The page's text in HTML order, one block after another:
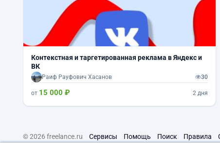
Контекстная и таргетированная реклама в Яндекс и
ВК
Раиф Рауфович Хасанов 30
от 15 000 ₽ 2 дня
© 2026 freelance.ru Сервисы Помощь Поиск Правила